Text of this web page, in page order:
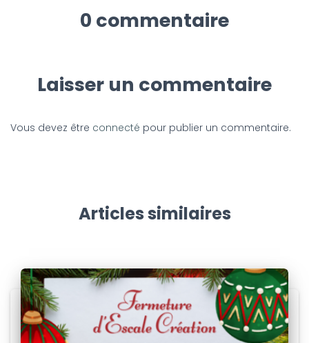
0 commentaire
Laisser un commentaire
Vous devez être connecté pour publier un commentaire.
Articles similaires